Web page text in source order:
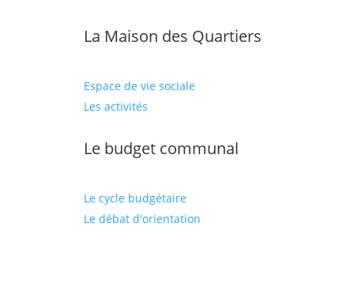
La Maison des Quartiers
Espace de vie sociale
Les activités
Le budget communal
Le cycle budgétaire
Le débat d'orientation